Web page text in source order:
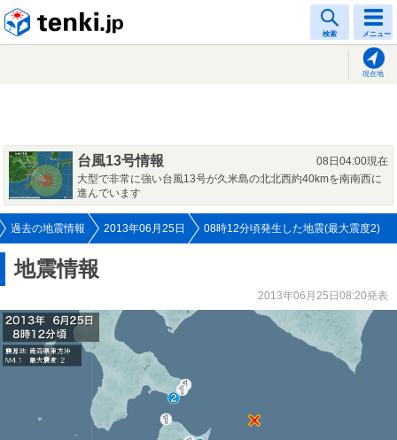
検索 メニュー
現在地
台風13号情報
08日04:00現在
大型で非常に強い台風13号が久米島の北北西約40kmを南南西に
進んでいます
過去の地震情報 2013年06月25日 08時12分頃発生した地震(最大震度2)
地震情報
2013年06月25日08:20発表